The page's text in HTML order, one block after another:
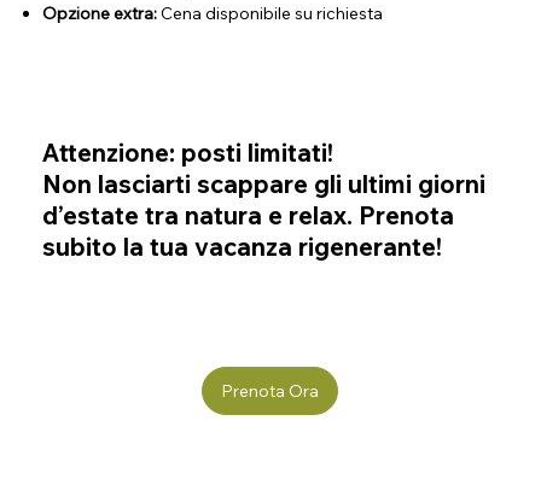
Prenota Ora
Opzione extra:Cena disponibile su richiesta
Attenzione: posti limitati!
Non lasciarti scappare gli ultimi giorni
d’estate tra natura e relax. Prenota
subito la tua vacanza rigenerante!